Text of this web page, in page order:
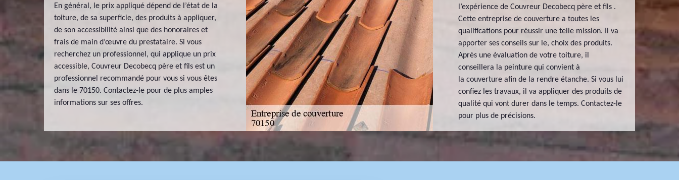
En général, le prix appliqué dépend de l’état de la
toiture, de sa superficie, des produits à appliquer,
de son accessibilité ainsi que des honoraires et
frais de main d’œuvre du prestataire. Si vous
recherchez un professionnel, qui applique un prix
accessible, Couvreur Decobecq père et fils est un
professionnel recommandé pour vous si vous êtes
dans le 70150. Contactez-le pour de plus amples
informations sur ses offres.
l’expérience de Couvreur Decobecq père et fils .
Cette entreprise de couverture a toutes les
qualifications pour réussir une telle mission. Il va
apporter ses conseils sur le, choix des produits.
Après une évaluation de votre toiture, il
conseillera la peinture qui convient à
la couverture afin de la rendre étanche. Si vous lui
confiez les travaux, il va appliquer des produits de
qualité qui vont durer dans le temps. Contactez-le
pour plus de précisions.